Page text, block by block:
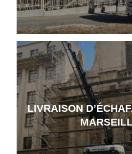
LIVRAISON